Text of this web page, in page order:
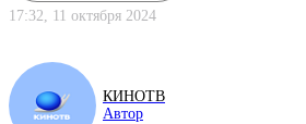
17:32, 11 октября 2024
КИНОТВ
Автор